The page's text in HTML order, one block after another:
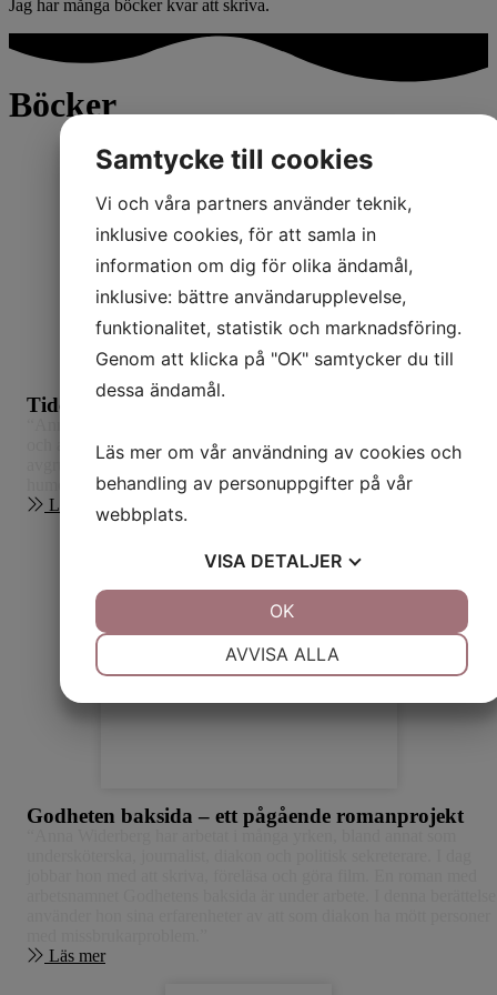
Jag har många böcker kvar att skriva.
Böcker
Tiden är människornas ängel
och att slåss för sitt liv. Hon färdas djupt ner i känslomässiga
avgrunder men med hjälp av vardagens rutiner och en oväntad
humor hittar hon sitt sätt att läka.”
Läs mer
Godheten baksida – ett pågående romanprojekt
Läs mer
Samtycke till cookies
Vi och våra partners använder teknik,
inklusive cookies, för att samla in
information om dig för olika ändamål,
inklusive: bättre användarupplevelse,
funktionalitet, statistik och marknadsföring.
Genom att klicka på "OK" samtycker du till
dessa ändamål.
Läs mer om vår användning av cookies och
behandling av personuppgifter på vår
webbplats.
VISA DETALJER
AVVISA ALLA
OK